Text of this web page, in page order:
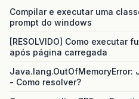
Compilar e executar uma
prompt do windows
[RESOLVIDO] Como executar
após página carregada
Java.lang.OutOfMemoryError:
- Como resolver?